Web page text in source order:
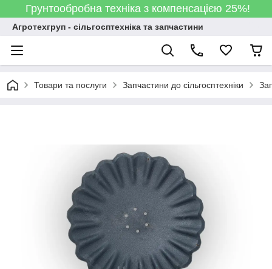
Грунтообробна техніка з компенсацією 25%!
Агротехгруп - сільгосптехніка та запчастини
Товари та послуги Запчастини до сільгосптехніки